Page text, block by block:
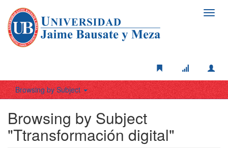
Browsing by Subject
Browsing by Subject
"Ttransformación digital"